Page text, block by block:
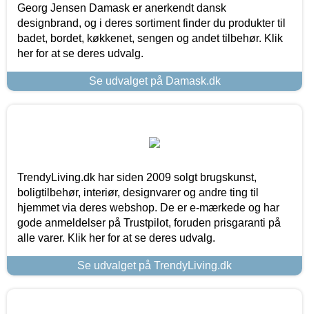
Georg Jensen Damask er anerkendt dansk
designbrand, og i deres sortiment finder du produkter til
badet, bordet, køkkenet, sengen og andet tilbehør. Klik
her for at se deres udvalg.
Se udvalget på Damask.dk
TrendyLiving.dk har siden 2009 solgt brugskunst,
boligtilbehør, interiør, designvarer og andre ting til
hjemmet via deres webshop. De er e-mærkede og har
gode anmeldelser på Trustpilot, foruden prisgaranti på
alle varer. Klik her for at se deres udvalg.
Se udvalget på TrendyLiving.dk